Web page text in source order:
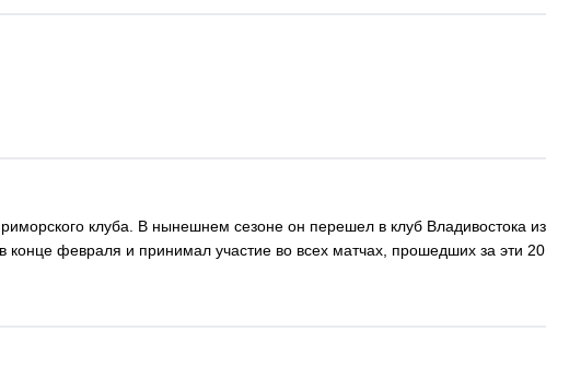
клуба. В нынешнем сезоне он перешел в клуб Владивостока из
февраля и принимал участие во всех матчах, прошедших за эти 20